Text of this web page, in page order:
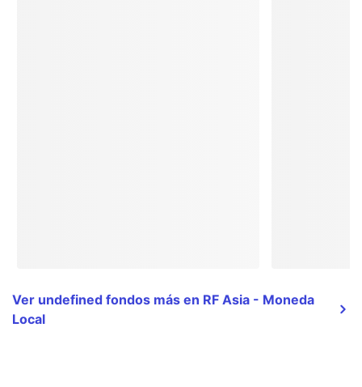
Ver undefined fondos más en RF Asia - Moneda
Local